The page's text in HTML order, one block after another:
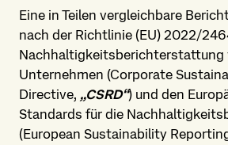
Eine in Teilen vergleichbare
nach der Richtlinie (EU) 2022/
Nachhaltigkeitsberichterstattung
Unternehmen (Corporate
Directive, „CSRD“) und den
Standards für die
(European Sustainability